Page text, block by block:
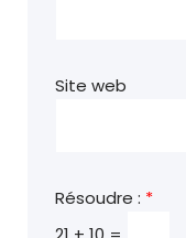
Site web
Résoudre : *